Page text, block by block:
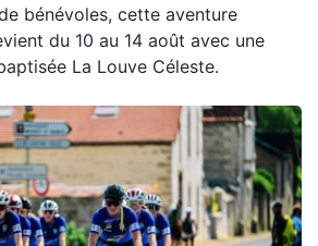
bénévoles, cette aventure
du 10 au 14 août avec une
La Louve Céleste.